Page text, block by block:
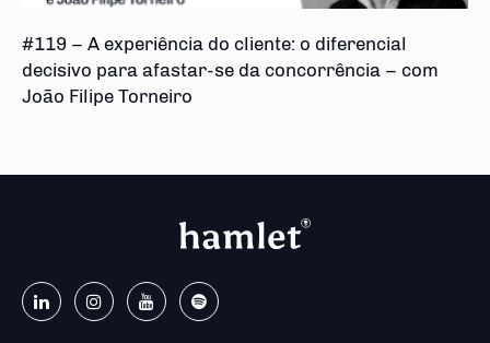
#119 – A experiência do cliente: o diferencial
decisivo para afastar-se da concorrência – com
João Filipe Torneiro